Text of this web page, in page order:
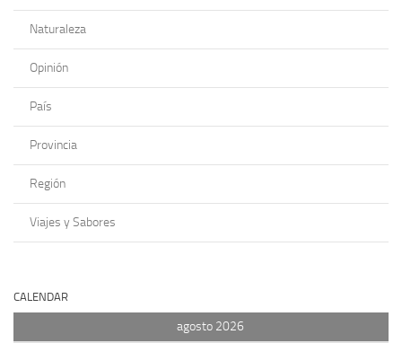
Naturaleza
Opinión
País
Provincia
Región
Viajes y Sabores
CALENDAR
agosto 2026